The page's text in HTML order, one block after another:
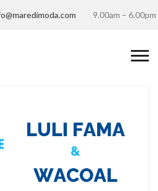
9.00am – 6.00pm